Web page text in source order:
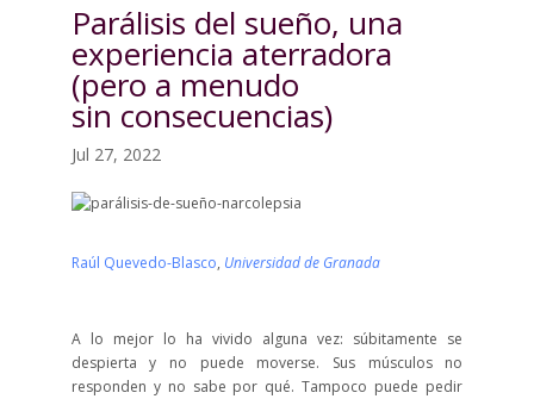
Parálisis del sueño, una
experiencia aterradora
(pero a menudo
sin consecuencias)
Jul 27, 2022
Raúl Quevedo-Blasco, Universidad de Granada
A lo mejor lo ha vivido alguna vez: súbitamente se
despierta y no puede moverse. Sus músculos no
responden y no sabe por qué. Tampoco puede pedir